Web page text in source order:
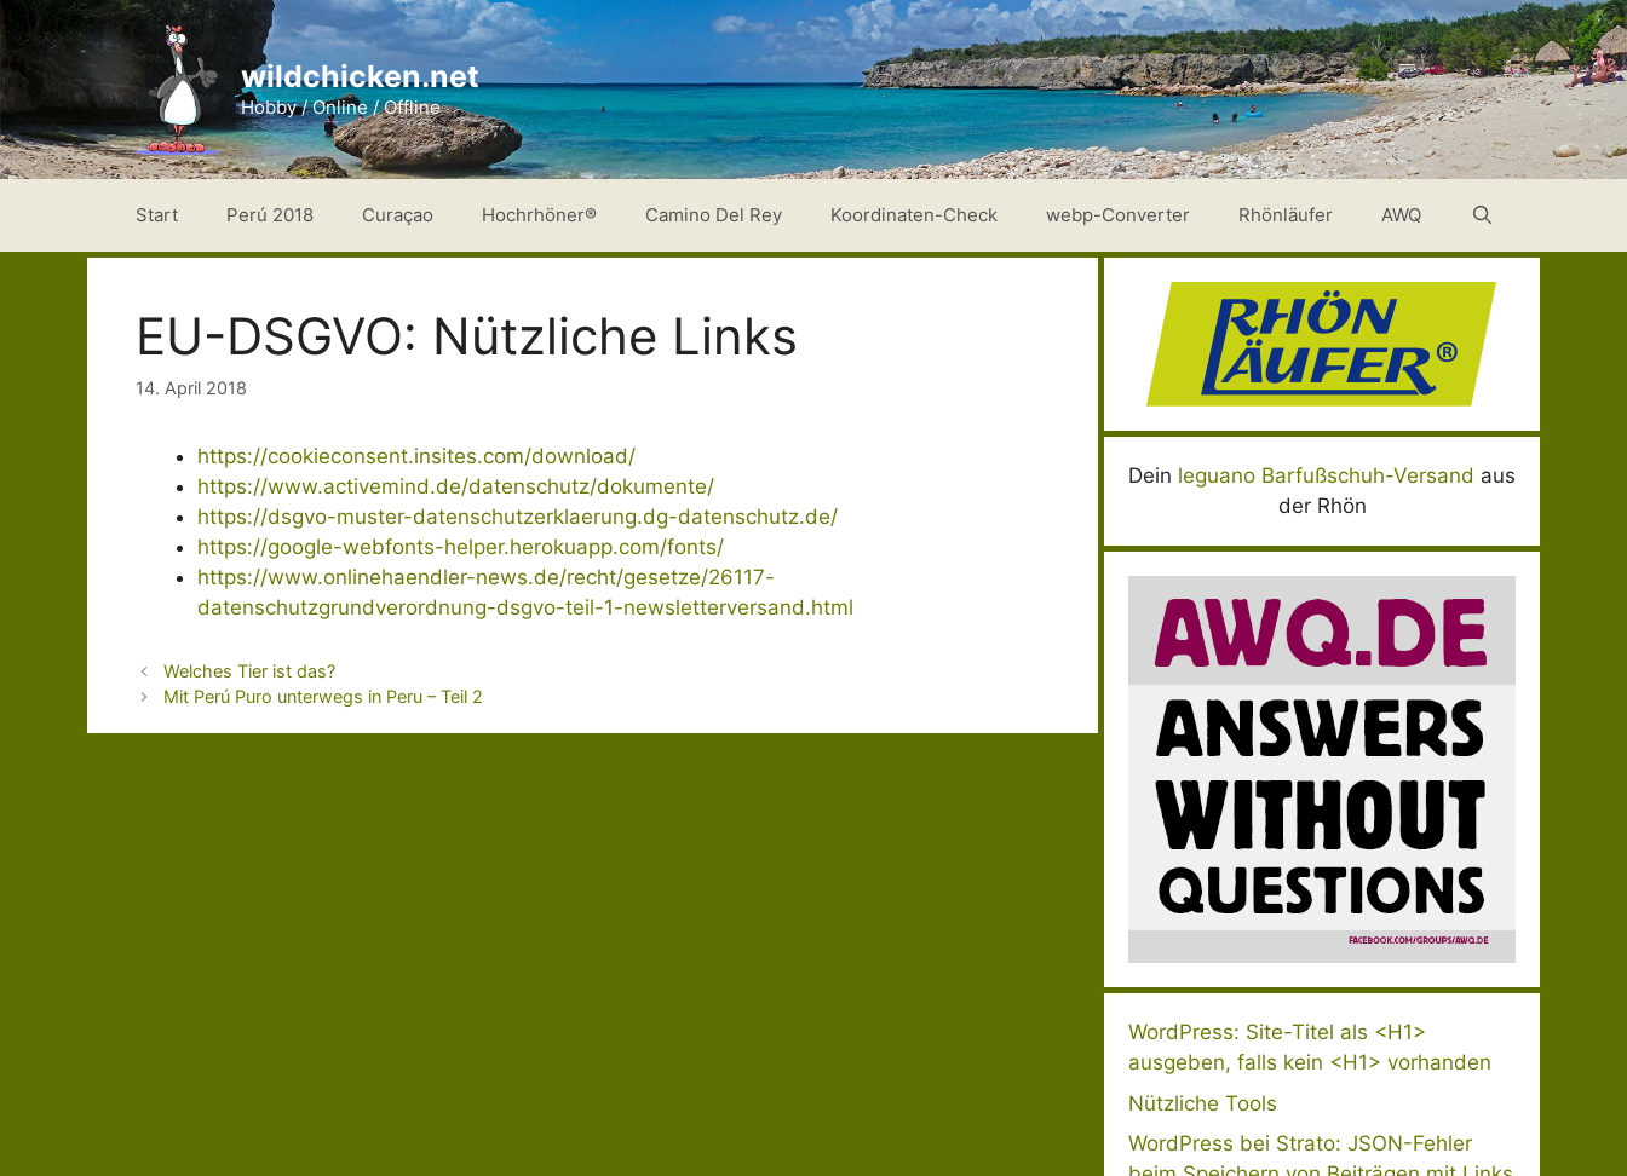
Zum
Inhalt
springen
wildchicken.net
Hobby / Online / Offline
Start Perú 2018 Curaçao Hochrhöner® Camino Del Rey Koordinaten-Check webp-Converter Rhönläufer AWQ
EU-DSGVO: Nützliche Links
14. April 2018
https://cookieconsent.insites.com/download/
https://www.activemind.de/datenschutz/dokumente/
https://dsgvo-muster-datenschutzerklaerung.dg-datenschutz.de/
https://google-webfonts-helper.herokuapp.com/fonts/
https://www.onlinehaendler-news.de/recht/gesetze/26117-
datenschutzgrundverordnung-dsgvo-teil-1-newsletterversand.html
Welches Tier ist das?
Mit Perú Puro unterwegs in Peru – Teil 2
Dein leguano Barfußschuh-Versand aus
der Rhön
WordPress: Site-Titel als <H1>
ausgeben, falls kein <H1> vorhanden
Nützliche Tools
WordPress bei Strato: JSON-Fehler